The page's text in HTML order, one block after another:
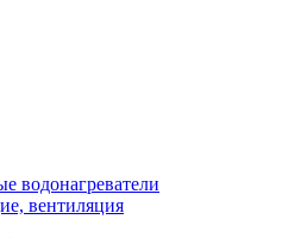
водонагреватели
вентиляция